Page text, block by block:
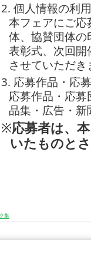
2. 個人情報の利
本フェアにご
体、協賛団体
表彰式、次回
させていただき
3. 応募作品・応
応募作品・応
品集・広告・
※応募者は、
いたものと
集